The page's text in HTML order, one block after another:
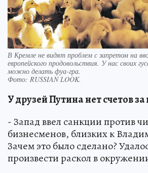
В Кремле не видят проблем с запретом на
европейского продовольствия. У нас своих
можно делать фуа-гра.
Фото: RUSSIAN LOOK.
У друзей Путинанет счетов
- Запад ввел санкции против
бизнесменов, близких к
Зачем это было сделано?
произвести раскол в